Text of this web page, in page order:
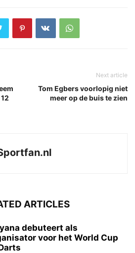
Next article
Tom Egbers voorlopig niet
meer op de buis te zien
ARTICLES
debuteert als
voor het World Cup